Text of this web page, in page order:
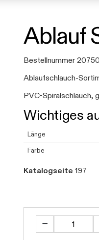
Ablauf
Bestellnummer
Ablaufschlauch-
PVC-Spiralschlauch,
Wichtiges
Länge
Farbe
Katalogseite 197